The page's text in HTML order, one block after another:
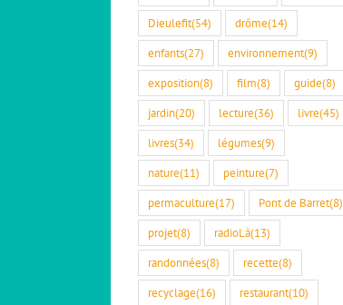
Dieulefit(54) drôme(14)
enfants(27) environnement(9)
exposition(8) film(8) guide(8)
jardin(20) lecture(36) livre(45)
livres(34) légumes(9)
nature(11) peinture(7)
permaculture(17) Pont de Barret(8)
projet(8) radioLà(13)
randonnées(8) recette(8)
recyclage(16) restaurant(10)